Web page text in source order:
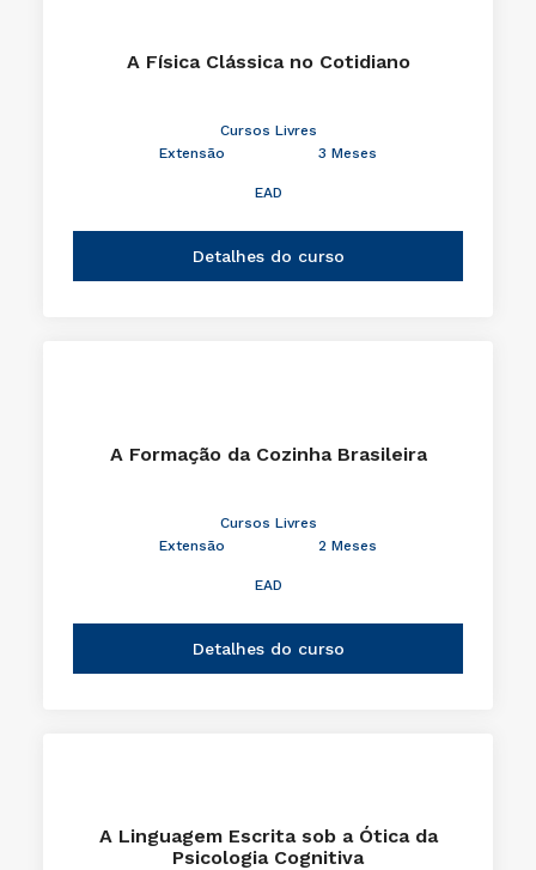
A Física Clássica no Cotidiano
Cursos Livres
Extensão
3 Meses
EAD
Detalhes do curso
A Formação da Cozinha Brasileira
Cursos Livres
Extensão
2 Meses
EAD
Detalhes do curso
A Linguagem Escrita sob a Ótica da
Psicologia Cognitiva